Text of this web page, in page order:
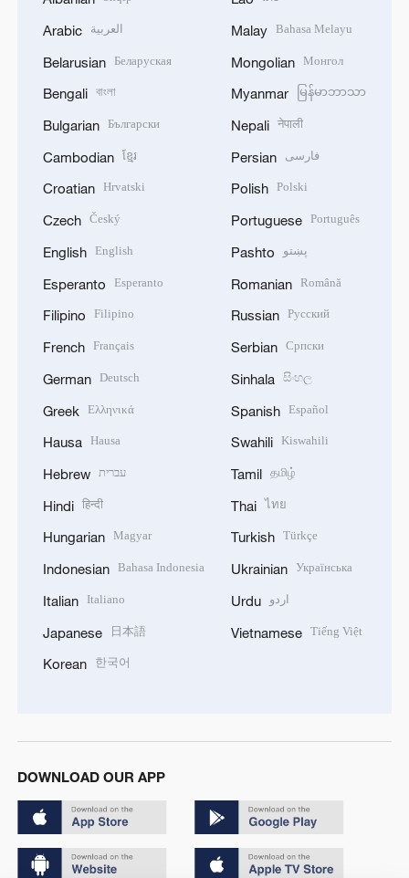
Arabic العربية
Belarusian Беларуская
Bengali বাংলা
Bulgarian Български
Cambodian ខ្មែរ
Croatian Hrvatski
Czech Český
English English
Esperanto Esperanto
Filipino Filipino
French Français
German Deutsch
Greek Ελληνικά
Hausa Hausa
Hebrew עברית
Hindi हिन्दी
Hungarian Magyar
Indonesian Bahasa Indonesia
Italian Italiano
Japanese 日本語
Korean 한국어
Malay Bahasa Melayu
Mongolian Монгол
Myanmar မြန်မာဘာသာ
Nepali नेपाली
Persian فارسی
Polish Polski
Portuguese Português
Pashto پښتو
Romanian Română
Russian Русский
Serbian Српски
Sinhala සිංහල
Spanish Español
Swahili Kiswahili
Tamil தமிழ்
Thai ไทย
Turkish Türkçe
Ukrainian Українська
Urdu اردو
Vietnamese Tiếng Việt
DOWNLOAD OUR APP